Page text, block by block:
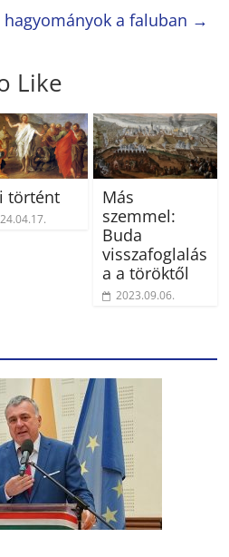
hagyományok a faluban →
Like
történt
Más
szemmel:
Buda
visszafoglalás
a a töröktől
2023.09.06.